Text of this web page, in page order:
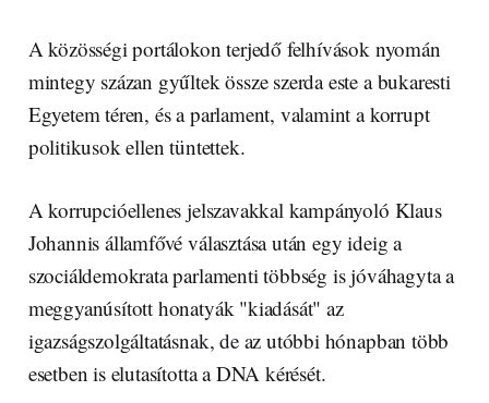
A közösségi portálokon terjedő felhívások nyomán
mintegy százan gyűltek össze szerda este a bukaresti
Egyetem téren, és a parlament, valamint a korrupt
politikusok ellen tüntettek.
A korrupcióellenes jelszavakkal kampányoló Klaus
Johannis államfővé választása után egy ideig a
szociáldemokrata parlamenti többség is jóváhagyta a
meggyanúsított honatyák "kiadását" az
igazságszolgáltatásnak, de az utóbbi hónapban több
esetben is elutasította a DNA kérését.